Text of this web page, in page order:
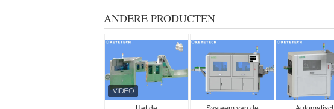
ANDERE PRODUCTEN